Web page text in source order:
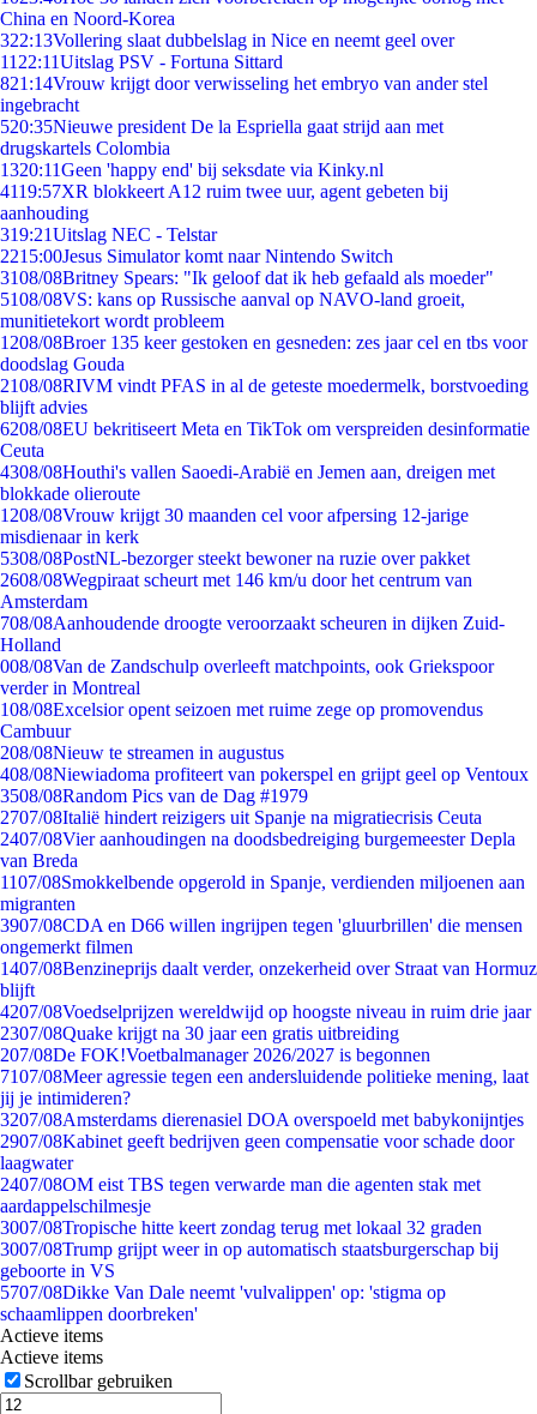
China en Noord-Korea
322:13Vollering slaat dubbelslag in Nice en neemt geel over
11 22:11Uitslag PSV - Fortuna Sittard
821:14Vrouw krijgt door verwisseling het embryo van ander stel
ingebracht
520:35Nieuwe president De la Espriella gaat strijd aan met
drugskartels Colombia
1320:11Geen 'happy end' bij seksdate via Kinky.nl
4119:57XR blokkeert A12 ruim twee uur, agent gebeten bij
aanhouding
319:21Uitslag NEC - Telstar
2215:00Jesus Simulator komt naar Nintendo Switch
3108/08Britney Spears: "Ik geloof dat ik heb gefaald als moeder"
5108/08VS: kans op Russische aanval op NAVO-land groeit,
munitietekort wordt probleem
1208/08Broer 135 keer gestoken en gesneden: zes jaar cel en tbs voor
doodslag Gouda
2108/08RIVM vindt PFAS in al de geteste moedermelk, borstvoeding
blijft advies
6208/08EU bekritiseert Meta en TikTok om verspreiden desinformatie
Ceuta
4308/08Houthi's vallen Saoedi-Arabië en Jemen aan, dreigen met
blokkade olieroute
1208/08Vrouw krijgt 30 maanden cel voor afpersing 12-jarige
misdienaar in kerk
5308/08PostNL-bezorger steekt bewoner na ruzie over pakket
2608/08Wegpiraat scheurt met 146 km/u door het centrum van
Amsterdam
708/08Aanhoudende droogte veroorzaakt scheuren in dijken Zuid-
Holland
008/08Van de Zandschulp overleeft matchpoints, ook Griekspoor
verder in Montreal
108/08Excelsior opent seizoen met ruime zege op promovendus
Cambuur
208/08Nieuw te streamen in augustus
408/08Niewiadoma profiteert van pokerspel en grijpt geel op Ventoux
3508/08Random Pics van de Dag #1979
2707/08Italië hindert reizigers uit Spanje na migratiecrisis Ceuta
2407/08Vier aanhoudingen na doodsbedreiging burgemeester Depla
van Breda
1107/08Smokkelbende opgerold in Spanje, verdienden miljoenen aan
migranten
3907/08CDA en D66 willen ingrijpen tegen 'gluurbrillen' die mensen
ongemerkt filmen
1407/08Benzineprijs daalt verder, onzekerheid over Straat van Hormuz
blijft
4207/08Voedselprijzen wereldwijd op hoogste niveau in ruim drie jaar
2307/08Quake krijgt na 30 jaar een gratis uitbreiding
207/08De FOK!Voetbalmanager 2026/2027 is begonnen
7107/08Meer agressie tegen een andersluidende politieke mening, laat
jij je intimideren?
3207/08Amsterdams dierenasiel DOA overspoeld met babykonijntjes
2907/08Kabinet geeft bedrijven geen compensatie voor schade door
laagwater
2407/08OM eist TBS tegen verwarde man die agenten stak met
aardappelschilmesje
3007/08Tropische hitte keert zondag terug met lokaal 32 graden
3007/08Trump grijpt weer in op automatisch staatsburgerschap bij
geboorte in VS
5707/08Dikke Van Dale neemt 'vulvalippen' op: 'stigma op
schaamlippen doorbreken'
Actieve items
Actieve items
Scrollbar gebruiken